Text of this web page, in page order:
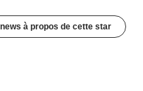
à propos de cette star